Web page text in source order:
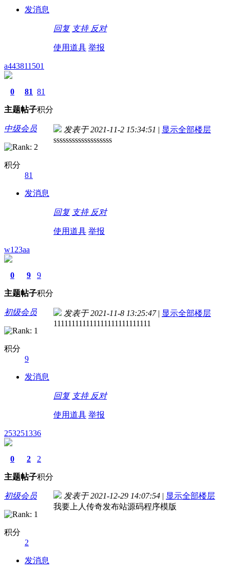
发消息
回复 支持 反对
使用道具 举报
a443811501
0
主题
81
帖子
81
积分
中级会员
积分
81
发消息
发表于 2021-11-2 15:34:51 | 显示全部楼层
sssssssssssssssssss
回复 支持 反对
使用道具 举报
w123aa
0
主题
9
帖子
9
积分
初级会员
积分
9
发消息
发表于 2021-11-8 13:25:47 | 显示全部楼层
111111111111111111111111111
回复 支持 反对
使用道具 举报
253251336
0
主题
2
帖子
2
积分
初级会员
积分
2
发消息
发表于 2021-12-29 14:07:54 | 显示全部楼层
我要上人传奇发布站源码程序模版